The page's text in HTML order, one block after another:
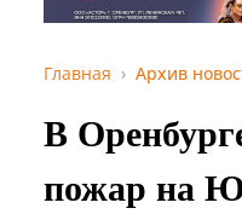
Главная Архив
В
пожар на